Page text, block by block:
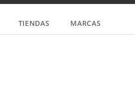
TIENDAS MARCAS